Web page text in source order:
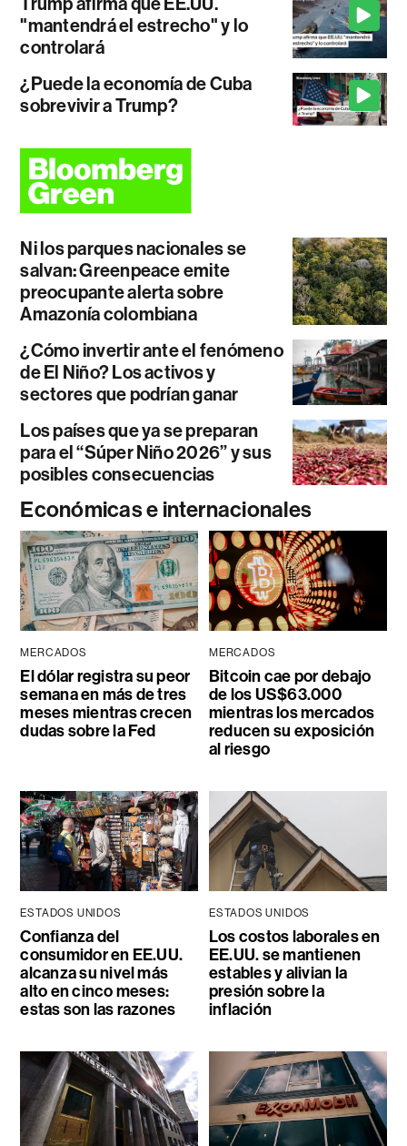
"mantendrá el estrecho" y lo
controlará
¿Puede la economía de Cuba
sobrevivir a Trump?
Ni los parques nacionales se
salvan: Greenpeace emite
preocupante alerta sobre
Amazonía colombiana
¿Cómo invertir ante el fenómeno
de El Niño? Los activos y
sectores que podrían ganar
Los países que ya se preparan
para el “Súper Niño 2026” y sus
posibles consecuencias
Económicas e internacionales
MERCADOS
El dólar registra su peor
semana en más de tres
meses mientras crecen
dudas sobre la Fed
MERCADOS
Bitcoin cae por debajo
de los US$63.000
mientras los mercados
reducen su exposición
al riesgo
ESTADOS UNIDOS
Confianza del
consumidor en EE.UU.
alcanza su nivel más
alto en cinco meses:
estas son las razones
ESTADOS UNIDOS
Los costos laborales en
EE.UU. se mantienen
estables y alivian la
presión sobre la
inflación